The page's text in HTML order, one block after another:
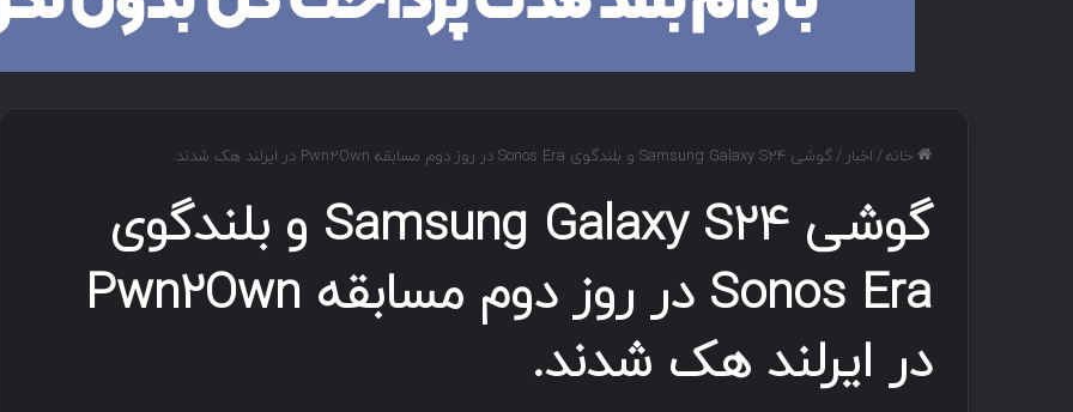
خانه/ اخبار /گوشی Samsung Galaxy S24 و بلندگوی Sonos Era در روز دوم مسابقه Pwn2Own در ایرلند هک شدند.
گوشی Samsung Galaxy S24 و بلندگوی
Sonos Era در روز دوم مسابقه Pwn2Own
در ایرلند هک شدند.